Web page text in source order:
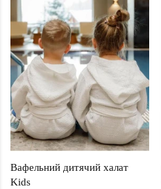
Вафельний дитячий халат
Kids